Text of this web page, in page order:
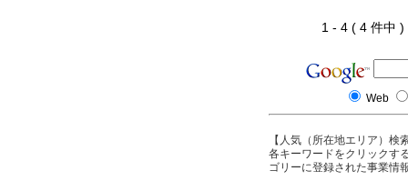
1 - 4 ( 4 件
Web
【人気（所在地エリア）検
各キーワードをクリックす
ゴリーに登録された事業情